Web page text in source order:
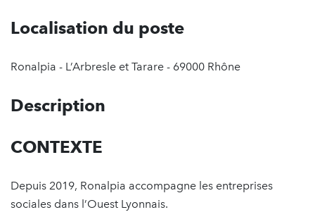
Localisation du poste
Ronalpia - L’Arbresle et Tarare - 69000 Rhône
Description
CONTEXTE
Depuis 2019, Ronalpia accompagne les entreprises
sociales dans l’Ouest Lyonnais.